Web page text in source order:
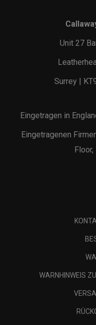
Unit 27
Surrey |
Eingetragen in
Eingetragenen
WARNHINWEIS